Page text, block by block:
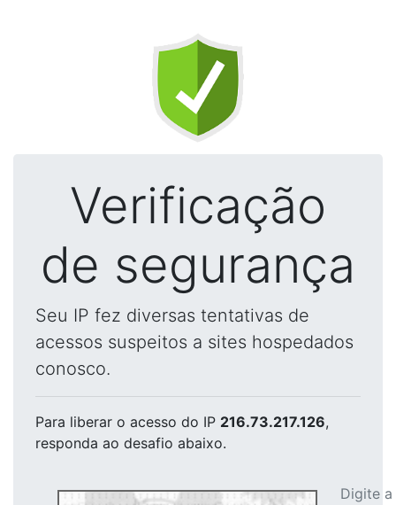
Verificação
de segurança
Seu IP fez diversas tentativas de
acessos suspeitos a sites hospedados
conosco.
Para liberar o acesso do IP 216.73.217.126,
responda ao desafio abaixo.
Digite